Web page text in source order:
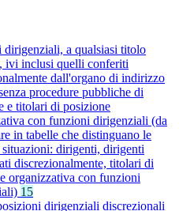
dirigenziali, a qualsiasi titolo
ivi inclusi quelli conferiti
dall'organo di indirizzo
procedure pubbliche di
e titolari di posizione
con funzioni dirigenziali (da
in tabelle che distinguano le
situazioni: dirigenti, dirigenti
discrezionalmente, titolari di
organizzativa con funzioni
15
dirigenziali discrezionali